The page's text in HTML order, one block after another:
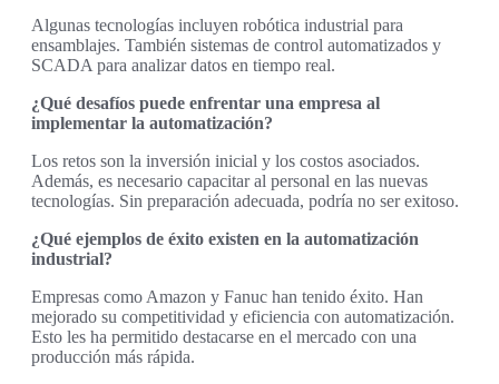
Algunas tecnologías incluyen robótica industrial para
ensamblajes. También sistemas de control automatizados y
SCADA para analizar datos en tiempo real.
¿Qué desafíos puede enfrentar una empresa al
implementar la automatización?
Los retos son la inversión inicial y los costos asociados.
Además, es necesario capacitar al personal en las nuevas
tecnologías. Sin preparación adecuada, podría no ser exitoso.
¿Qué ejemplos de éxito existen en la automatización
industrial?
Empresas como Amazon y Fanuc han tenido éxito. Han
mejorado su competitividad y eficiencia con automatización.
Esto les ha permitido destacarse en el mercado con una
producción más rápida.